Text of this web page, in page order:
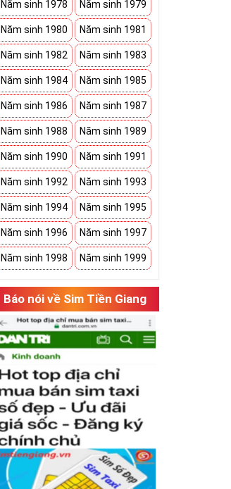
Năm sinh 1978 Năm sinh 1979
Năm sinh 1980 Năm sinh 1981
Năm sinh 1982 Năm sinh 1983
Năm sinh 1984 Năm sinh 1985
Năm sinh 1986 Năm sinh 1987
Năm sinh 1988 Năm sinh 1989
Năm sinh 1990 Năm sinh 1991
Năm sinh 1992 Năm sinh 1993
Năm sinh 1994 Năm sinh 1995
Năm sinh 1996 Năm sinh 1997
Năm sinh 1998 Năm sinh 1999
Báo nói về Sim Tiền Giang